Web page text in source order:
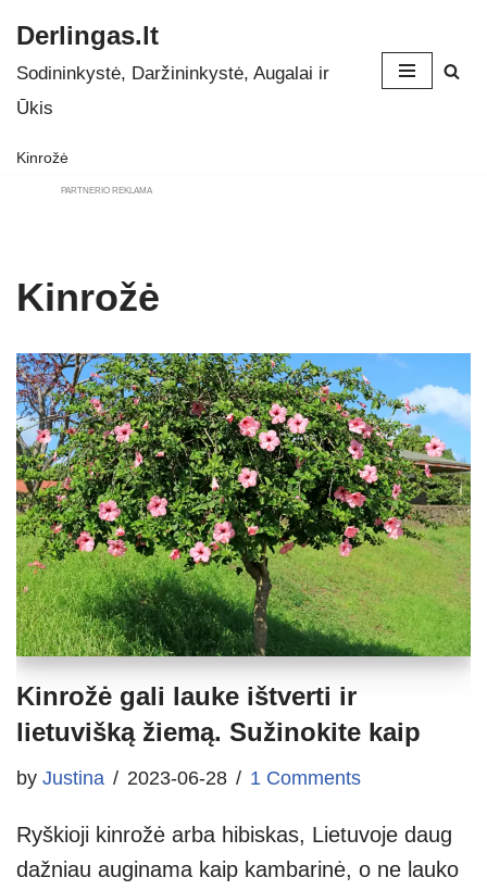
Skip
to
Derlingas.lt
Sodininkystė, Daržininkystė, Augalai ir
Ūkis
Kinrožė
PARTNERIO REKLAMA
Kinrožė
Kinrožė gali lauke ištverti ir
lietuvišką žiemą. Sužinokite kaip
by Justina 2023-06-28 1 Comments
Ryškioji kinrožė arba hibiskas, Lietuvoje daug
dažniau auginama kaip kambarinė, o ne lauko